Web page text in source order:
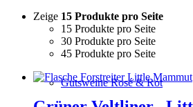
Gutsweine Rosé & Rot
Zeige 15 Produkte pro Seite
15 Produkte pro Seite
30 Produkte pro Seite
45 Produkte pro Seite